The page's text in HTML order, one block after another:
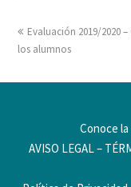
Evaluación 2019/2020 –
los alumnos
Conoce
AVISO LEGAL –